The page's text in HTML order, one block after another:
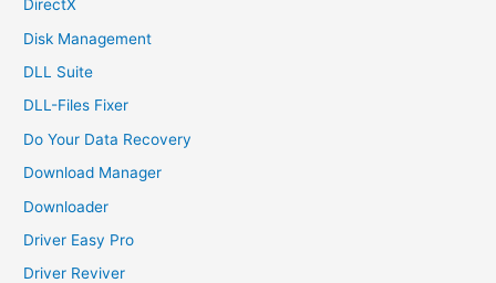
DirectX
Disk Management
DLL Suite
DLL-Files Fixer
Do Your Data Recovery
Download Manager
Downloader
Driver Easy Pro
Driver Reviver